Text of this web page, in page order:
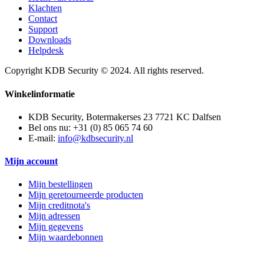
Klachten
Contact
Support
Downloads
Helpdesk
Copyright KDB Security © 2024. All rights reserved.
Winkelinformatie
KDB Security, Botermakerses 23 7721 KC Dalfsen
Bel ons nu: +31 (0) 85 065 74 60
E-mail: info@kdbsecurity.nl
Mijn account
Mijn bestellingen
Mijn geretourneerde producten
Mijn creditnota's
Mijn adressen
Mijn gegevens
Mijn waardebonnen